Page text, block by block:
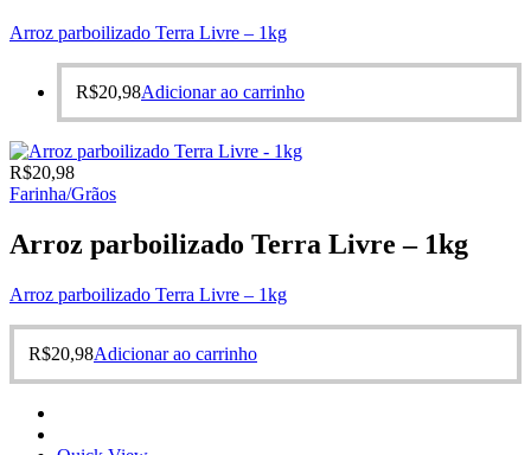
Arroz parboilizado Terra Livre – 1kg
R$20,98Adicionar ao carrinho
R$20,98
Farinha/Grãos
Arroz parboilizado Terra Livre – 1kg
Arroz parboilizado Terra Livre – 1kg
R$20,98Adicionar ao carrinho